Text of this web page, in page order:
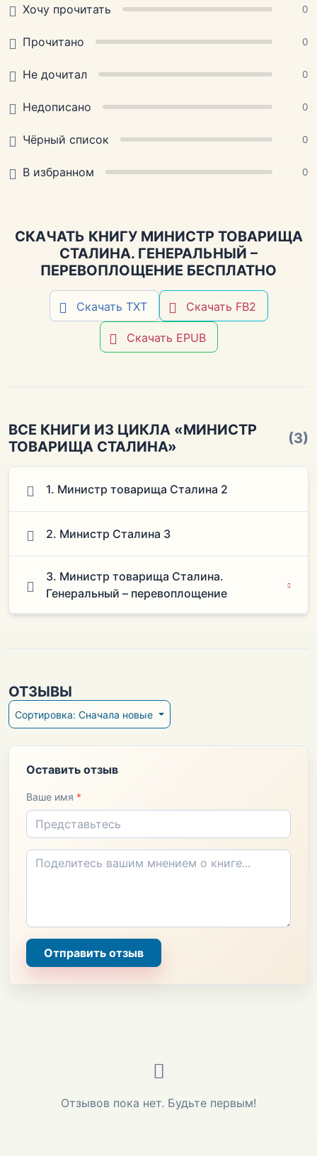
Хочу прочитать 0
Прочитано 0
Не дочитал 0
Недописано 0
Чёрный список 0
В избранном 0
СКАЧАТЬ КНИГУ МИНИСТР ТОВАРИЩА
СТАЛИНА. ГЕНЕРАЛЬНЫЙ –
ПЕРЕВОПЛОЩЕНИЕ БЕСПЛАТНО
Скачать TXT Скачать FB2
Скачать EPUB
ВСЕ КНИГИ ИЗ ЦИКЛА «МИНИСТР
ТОВАРИЩА СТАЛИНА»
(3)
1. Министр товарища Сталина 2
2. Министр Сталина 3
3. Министр товарища Сталина.
Генеральный – перевоплощение
ОТЗЫВЫ
Сортировка: Сначала новые
Оставить отзыв
Ваше имя *
Отправить отзыв
Отзывов пока нет. Будьте первым!